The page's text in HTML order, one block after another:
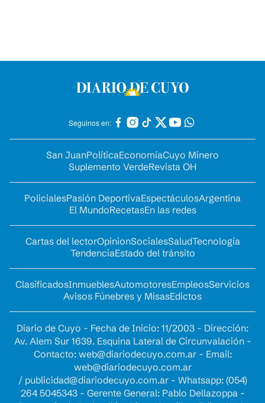
Seguinos en:
San JuanPolíticaEconomíaCuyo Minero
Suplemento VerdeRevista OH
PolicialesPasión DeportivaEspectáculosArgentina
El MundoRecetasEn las redes
Cartas del lectorOpinionSocialesSaludTecnología
TendenciaEstado del tránsito
ClasificadosInmueblesAutomotoresEmpleosServicios
Avisos Fúnebres y MisasEdictos
Diario de Cuyo - Fecha de Inicio: 11/2003 - Dirección:
Av. Alem Sur 1639. Esquina Lateral de Circunvalación -
Contacto: web@diariodecuyo.com.ar- Email:
web@diariodecuyo.com.ar
/ publicidad@diariodecuyo.com.ar- Whatsapp: (054)
264 5045343 - Gerente General: Pablo Dellazoppa -